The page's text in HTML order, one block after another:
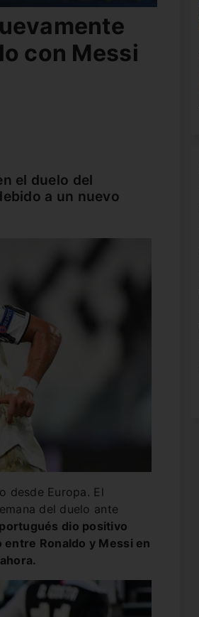
con Messi
el duelo del
a un nuevo
desde Europa. El
del duelo ante
dio positivo
Ronaldo y Messi en